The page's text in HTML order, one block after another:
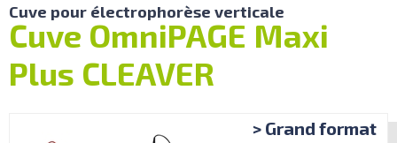
Cuve pour électrophorèse verticale
Cuve OmniPAGE Maxi
Plus CLEAVER
> Grand format